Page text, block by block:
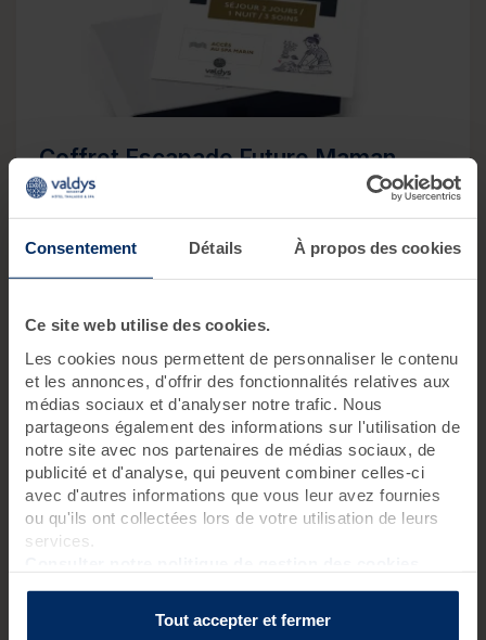
Consentement Détails À propos des cookies
Ce site web utilise des cookies.
Les cookies nous permettent de personnaliser le contenu
et les annonces, d'offrir des fonctionnalités relatives aux
médias sociaux et d'analyser notre trafic. Nous
partageons également des informations sur l'utilisation de
notre site avec nos partenaires de médias sociaux, de
publicité et d'analyse, qui peuvent combiner celles-ci
avec d'autres informations que vous leur avez fournies
ou qu'ils ont collectées lors de votre utilisation de leurs
services.
Tout accepter et fermer
Coffret Escapade Future Maman
Envied'offrir une petite escapade bien-être à une
future maman durant sa grossesse ?
2 jours,1 nuit, 3 soins 2 pers.
Découvrir Coffret Escapade Future Maman